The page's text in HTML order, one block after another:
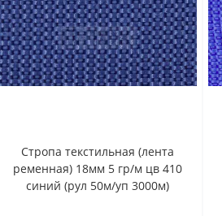
Стропа текстильная (лента
ременная) 18мм 5 гр/м цв 410
синий (рул 50м/уп 3000м)